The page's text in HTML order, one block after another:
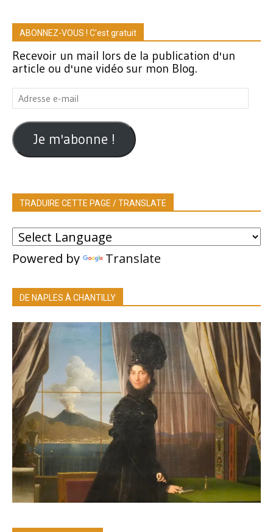
ABONNEZ-VOUS ! C'est gratuit
Recevoir un mail lors de la publication d'un
article ou d'une vidéo sur mon Blog.
Adresse
e-
mail
Je m'abonne !
TRADUIRE CETTE PAGE / TRANSLATE
Powered by Translate
DE NAPLES À CHANTILLY